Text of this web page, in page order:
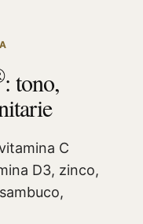
: tono,
C
D3, zinco,